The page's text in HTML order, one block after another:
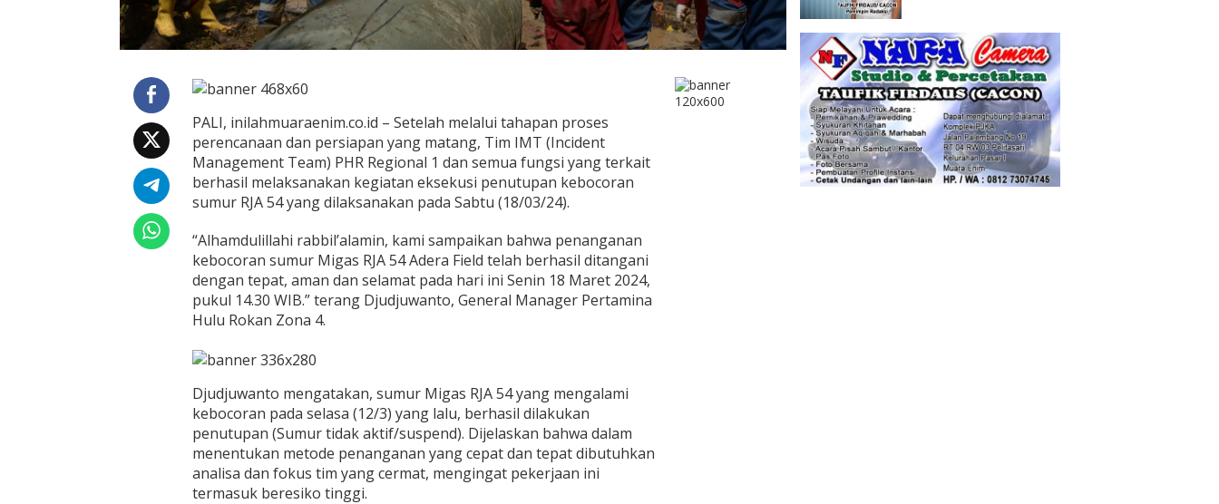
o
r
a
u
r
R
J
A
5
PALI, inilahmuaraenim.co.id – Setelah melalui tahapan proses
perencanaan dan persiapan yang matang, Tim IMT (Incident
Management Team) PHR Regional 1 dan semua fungsi yang terkait
berhasil melaksanakan kegiatan eksekusi penutupan kebocoran
sumur RJA 54 yang dilaksanakan pada Sabtu (18/03/24).
“Alhamdulillahi rabbil’alamin, kami sampaikan bahwa penanganan
kebocoran sumur Migas RJA 54 Adera Field telah berhasil ditangani
dengan tepat, aman dan selamat pada hari ini Senin 18 Maret 2024,
pukul 14.30 WIB.” terang Djudjuwanto, General Manager Pertamina
Hulu Rokan Zona 4.
Djudjuwanto mengatakan, sumur Migas RJA 54 yang mengalami
kebocoran pada selasa (12/3) yang lalu, berhasil dilakukan
penutupan (Sumur tidak aktif/suspend). Dijelaskan bahwa dalam
menentukan metode penanganan yang cepat dan tepat dibutuhkan
analisa dan fokus tim yang cermat, mengingat pekerjaan ini
termasuk beresiko tinggi.